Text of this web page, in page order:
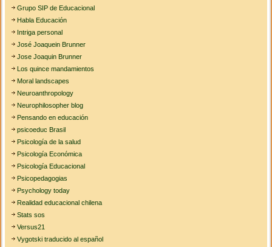
Grupo SIP de Educacional
Habla Educación
Intriga personal
José Joaquein Brunner
Jose Joaquin Brunner
Los quince mandamientos
Moral landscapes
Neuroanthropology
Neurophilosopher blog
Pensando en educación
psicoeduc Brasil
Psicología de la salud
Psicología Económica
Psicología Educacional
Psicopedagogias
Psychology today
Realidad educacional chilena
Stats sos
Versus21
Vygotski traducido al español